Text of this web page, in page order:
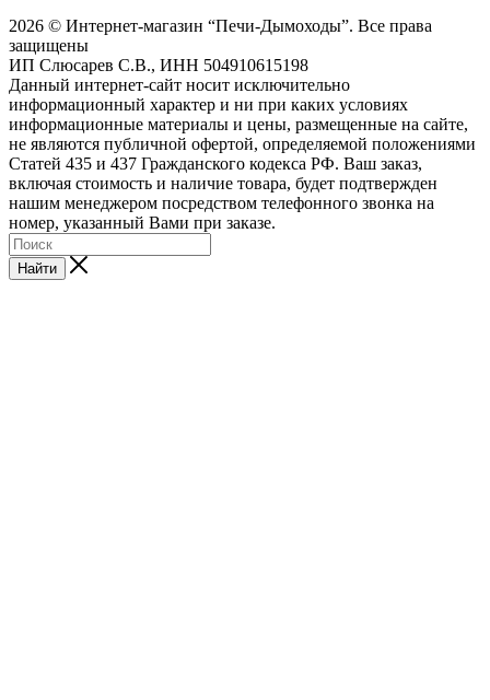
2026 © Интернет-магазин “Печи-Дымоходы”. Все права
защищены
ИП Слюсарев С.В., ИНН 504910615198
Данный интернет-сайт носит исключительно
информационный характер и ни при каких условиях
информационные материалы и цены, размещенные на сайте,
не являются публичной офертой, определяемой положениями
Статей 435 и 437 Гражданского кодекса РФ. Ваш заказ,
включая стоимость и наличие товара, будет подтвержден
нашим менеджером посредством телефонного звонка на
номер, указанный Вами при заказе.
Найти